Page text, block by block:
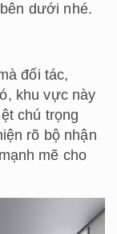
dưới nhé.
đối tác,
khu vực này
chú trọng
rõ bộ nhận
mẽ cho